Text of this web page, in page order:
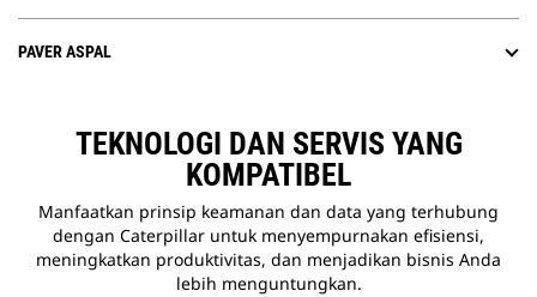
PAVER ASPAL
TEKNOLOGI DAN SERVIS YANG
KOMPATIBEL
Manfaatkan prinsip keamanan dan data yang terhubung
dengan Caterpillar untuk menyempurnakan efisiensi,
meningkatkan produktivitas, dan menjadikan bisnis Anda
lebih menguntungkan.